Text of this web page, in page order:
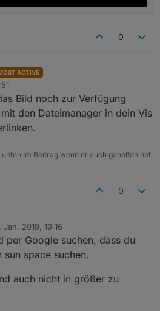
0
ACTIVE
Bild noch zur Verfügung
den Dateimanager in dein Vis
im Beitrag wenn er euch geholfen hat.
0
Jan. 2019, 19:16
von
per Google suchen, dass du
sun space suchen.
auch nicht in größer zu